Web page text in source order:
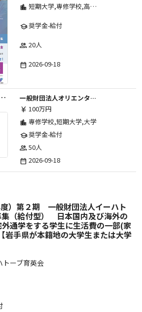
location_city 短期大学,専修学校,高等専門学校,その他,高等学校,大学院,大学
school奨学金-給付
group 20人
date_range 2026-09-18
ス財団奨学金（2026年度募集）
一般財団法人オリエンタルランド子どものハピネス財団
currency_yen 100万円
location_city 専修学校,短期大学,大学
school奨学金-給付
group 50人
date_range 2026-09-18
）第２期 一般財団法人イーハト
集（給付型） 日本国内及び海外の
通学をする学生に生活費の一部(家
岩手県が本籍地の大学生または大学
トーブ育英会